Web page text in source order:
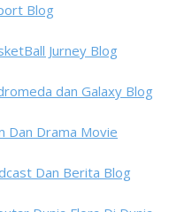
Blog
Jurney Blog
dan Galaxy Blog
Dan Drama Movie
Dan Berita Blog